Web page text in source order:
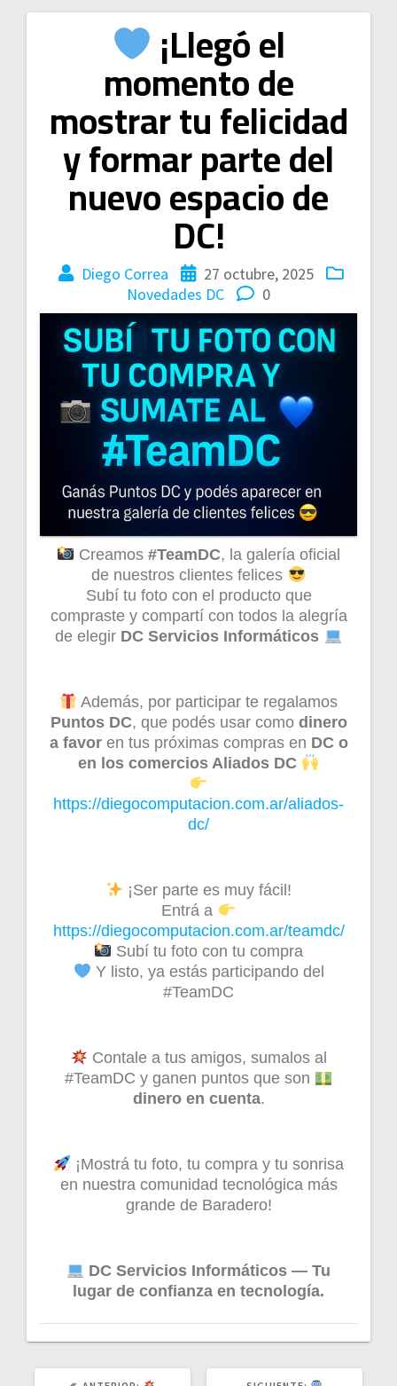
¡Llegó el
momento de
mostrar tu felicidad
y formar parte del
nuevo espacio de
DC!
Diego Correa
27 octubre, 2025
Novedades DC
0
Creamos#TeamDC, la galería oficial
de nuestros clientes felices
Subí tu foto con el producto que
compraste y compartí con todos la alegría
de elegir DC Servicios Informáticos
Además, por participar te regalamos
Puntos DC, que podés usar como dinero
a favoren tus próximas compras en DC o
en los comercios Aliados DC
https://diegocomputacion.com.ar/aliados-
dc/
¡Ser parte es muy fácil!
Entrá a
https://diegocomputacion.com.ar/teamdc/
Subí tu foto con tu compra
Y listo, ya estás participando del
#TeamDC
Contale a tus amigos, sumalos al
#TeamDC y ganen puntos que son
dinero en cuenta.
¡Mostrá tu foto, tu compra y tu sonrisa
en nuestra comunidad tecnológica más
grande de Baradero!
DC Servicios Informáticos — Tu
lugar de confianza en tecnología.